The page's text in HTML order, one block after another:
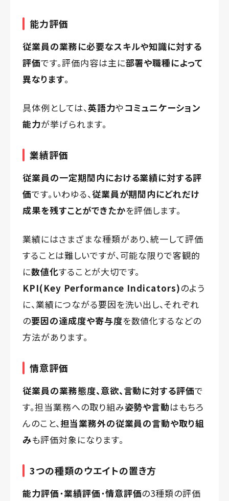
能力評価
従業員の業務に必要なスキルや知識に対する
評価です。評価内容は主に部署や職種によって
異なります。
具体例としては、英語力やコミュニケーション
能力が挙げられます。
業績評価
従業員の一定期間内における業績に対する評
価です。いわゆる、従業員が期間内にどれだけ
成果を残すことができたかを評価します。
業績にはさまざまな種類があり、統一して評価
することは難しいですが、可能な限りで客観的
に数値化することが大切です。
KPI(Key Performance Indicators)のよう
に、業績につながる要因を洗い出し、それぞれ
の要因の達成度や寄与度を数値化するなどの
方法があります。
情意評価
従業員の業務態度、意欲、言動に対する評価で
す。担当業務への取り組み姿勢や言動はもちろ
んのこと、担当業務外の従業員の言動や取り組
みも評価対象になります。
3つの種類のウエイトの置き方
能力評価・業績評価・情意評価の3種類の評価